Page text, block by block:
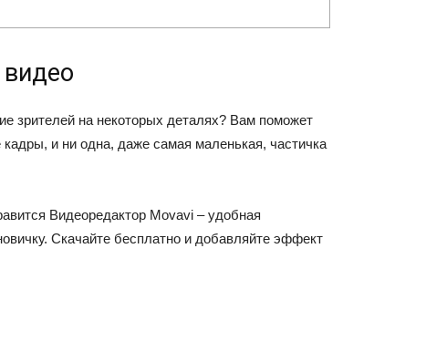
зрителей на некоторых деталях? Вам поможет
и ни одна, даже самая маленькая, частичка
Видеоредактор Movavi – удобная
Скачайте бесплатно и добавляйте эффект